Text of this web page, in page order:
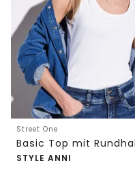
Street One
STYLE ANNI